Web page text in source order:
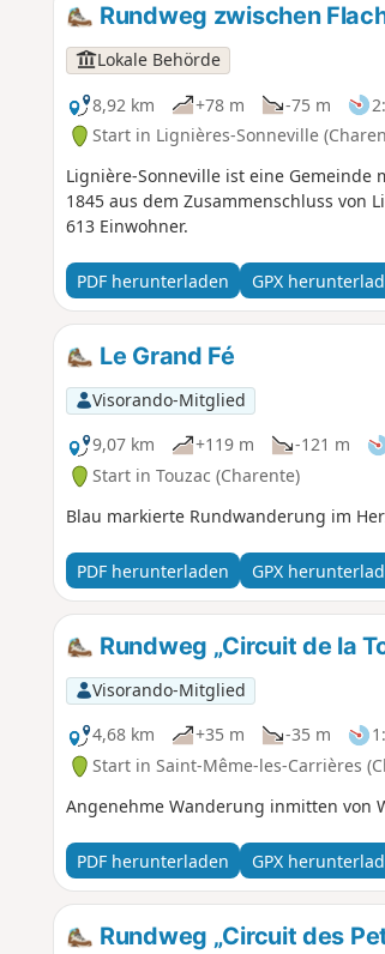
Rundweg zwischen
Lokale Behörde
8,92 km
+78 m -75 m
Start in Lignières-Sonneville
Lignière-Sonneville ist eine
1845 aus dem Zusammenschluss von
613 Einwohner.
PDF herunterladen GPX
Le Grand Fé
Visorando-Mitglied
9,07 km
+119 m -121 m
Start in Touzac (Charente)
Blau markierte Rundwanderung im
PDF herunterladen GPX
Rundweg „Circuit de la
Visorando-Mitglied
4,68 km
+35 m -35 m
Start in Saint-Même-les-Carrières
Angenehme Wanderung inmitten von
PDF herunterladen GPX
Rundweg „Circuit des